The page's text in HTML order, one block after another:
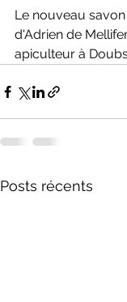
Le nouveau
d'Adrien de
apiculteur à
Posts récents